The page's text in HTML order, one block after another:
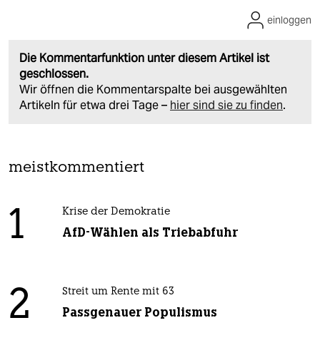
Die Kommentarfunktion unter diesem Artikel ist
geschlossen.
Wir öffnen die Kommentarspalte bei ausgewählten
Artikeln für etwa drei Tage – hier sind sie zu finden.
einloggen
meistkommentiert
1 Krise der Demokratie
AfD-Wählen als Triebabfuhr
2 Streit um Rente mit 63
Passgenauer Populismus